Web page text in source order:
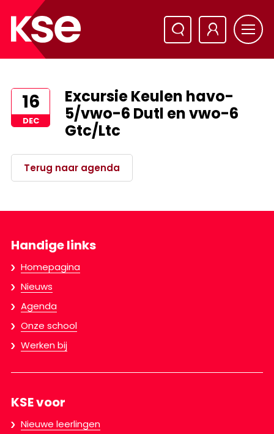
16
DEC
Excursie Keulen havo-
5/vwo-6 Dutl en vwo-6
Gtc/Ltc
Terug naar agenda
Handige links
Homepagina
Nieuws
Agenda
Onze school
Werken bij
KSE voor
Nieuwe leerlingen